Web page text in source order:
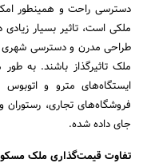
دسترسی راحت و همینطور
ملکی است، تاثیر بسیار
طراحی مدرن و دسترسی شهری
ملک تاثیرگذاز باشند. به
ایستگاه‌های مترو و اتوبوس
فروشگاه‌های تجاری، رستوران
جای داده شده.
تفاوت قیمت‌گذاری ملک